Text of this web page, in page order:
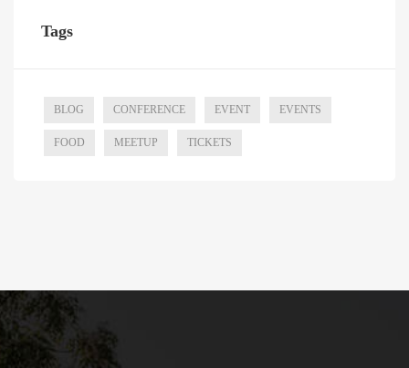
Tags
BLOG CONFERENCE EVENT EVENTS
FOOD MEETUP TICKETS